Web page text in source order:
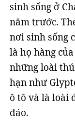
sinh sống ở
năm trước.
nơi sinh sống
là họ hàng
những loài
hạn như
ô tô và là loài
đáo.